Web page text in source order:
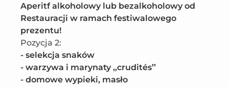
Aperitf alkoholowy lub bezalkoholowy od
Restauracji w ramach festiwalowego
prezentu!
Pozycja 2:
- selekcja snaków
- warzywa i marynaty ,,crudités’’
- domowe wypieki, masło